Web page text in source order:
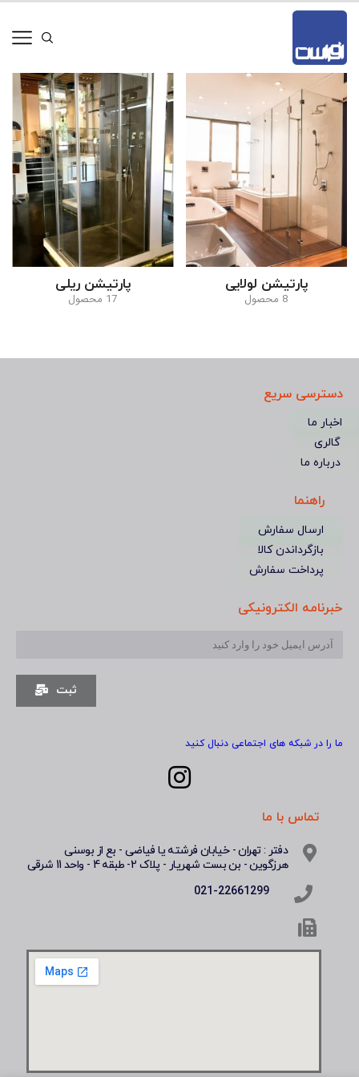
پارتیشن ریلی
17 محصول
پارتیشن لولایی
8 محصول
دسترسی سریع
اخبار ما
گالری
درباره ما
راهنما
ارسال سفارش
بازگرداندن کالا
پرداخت سفارش
خبرنامه الکترونیکی
ثبت
ما را در شبکه های اجتماعی دنبال کنید
تماس با ما
دفتر : تهران - خیابان فرشته یا فیاضی - بع از بوسنی
هرزگوین - بن بست شهریار - پلاک 2- طبقه 4 - واحد 11 شرقی
021-22661299